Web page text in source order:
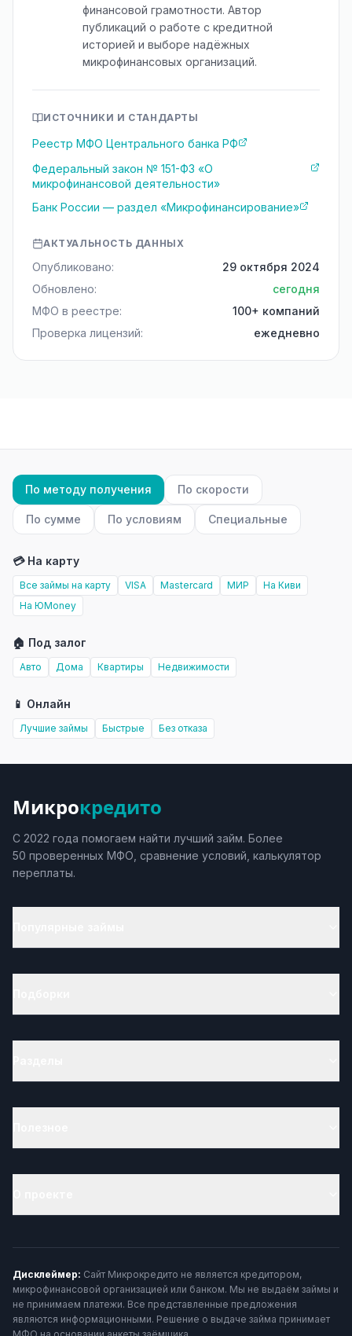
финансовой грамотности. Автор
публикаций о работе с кредитной
историей и выборе надёжных
микрофинансовых организаций.
ИСТОЧНИКИ И СТАНДАРТЫ
Реестр МФО Центрального банка РФ
Федеральный закон № 151-ФЗ «О
микрофинансовой деятельности»
Банк России — раздел «Микрофинансирование»
АКТУАЛЬНОСТЬ ДАННЫХ
Опубликовано:
29 октября 2024
Обновлено:
сегодня
МФО в реестре:
100+ компаний
Проверка лицензий:
ежедневно
По методу получения По скорости
По сумме По условиям Специальные
💳 На карту
Все займы на карту VISA Mastercard МИР
На Киви
На ЮMoney
🏠 Под залог
Авто Дома Квартиры Недвижимости
📱 Онлайн
Лучшие займы Быстрые Без отказа
Микрокредито
С 2022 года помогаем найти лучший займ. Более
50 проверенных МФО, сравнение условий, калькулятор
переплаты.
Дисклеймер: Сайт Микрокредито не является кредитором,
микрофинансовой организацией или банком. Мы не выдаём займы и
не принимаем платежи. Все представленные предложения
являются информационными. Решение о выдаче займа принимает